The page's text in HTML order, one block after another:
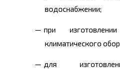
водоснабжении;
при
климатического
для